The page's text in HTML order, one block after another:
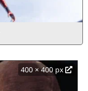
400 × 400 px